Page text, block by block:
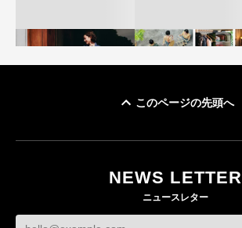
ケットなど7型を発売
FASHION
をラインナップ
LIFESTYLE
このページの先頭へ
NEWS LETTER
ニュースレター